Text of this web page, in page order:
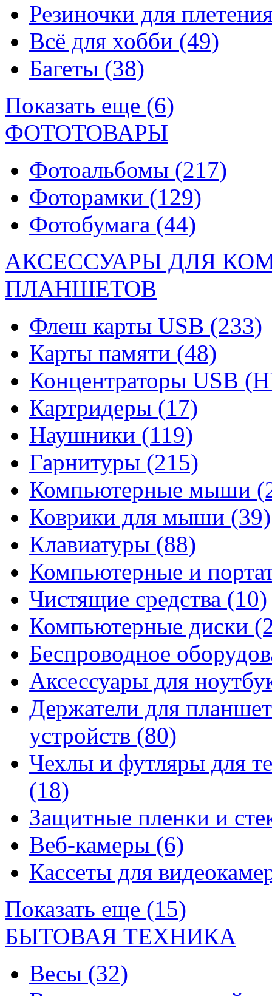
Резиночки для
Всё для хобби (49)
Багеты (38)
Показать еще (6)
ФОТОТОВАРЫ
Фотоальбомы (217)
Фоторамки (129)
Фотобумага (44)
АКСЕССУАРЫ ДЛЯ
ПЛАНШЕТОВ
Флеш карты USB (233)
Карты памяти (48)
Концентраторы USB
Картридеры (17)
Наушники (119)
Гарнитуры (215)
Компьютерные мыши
Коврики для мыши (39)
Клавиатуры (88)
Компьютерные и
Чистящие средства (10)
Компьютерные диски
Беспроводное
Аксессуары для
Держатели для
устройств (80)
Чехлы и футляры для
(18)
Защитные пленки и
Веб-камеры (6)
Кассеты для
Показать еще (15)
БЫТОВАЯ ТЕХНИКА
Весы (32)